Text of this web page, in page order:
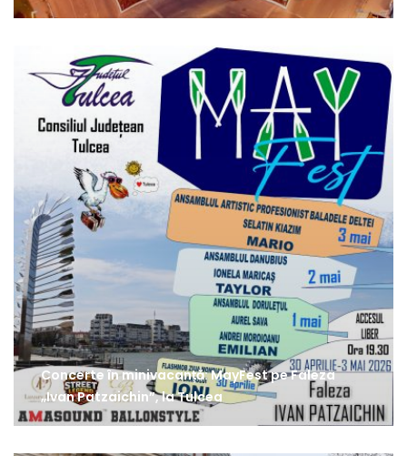
Concerte în minivacanță: MayFest pe Faleza
„Ivan Patzaichin”, la Tulcea